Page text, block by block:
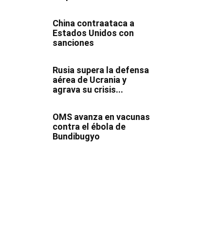
China contraataca a
Estados Unidos con
sanciones
Rusia supera la defensa
aérea de Ucrania y
agrava su crisis...
OMS avanza en vacunas
contra el ébola de
Bundibugyo